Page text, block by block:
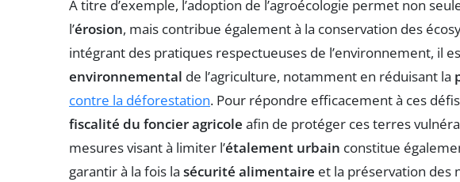
À titre d’exemple, l’adoption de l’agroécologie permet non
l’érosion, mais contribue également à la conservation des
intégrant des pratiques respectueuses de l’environnement, il
environnemental de l’agriculture, notamment en réduisant la
contre la déforestation. Pour répondre efficacement à ces
fiscalité du foncier agricole afin de protéger ces terres
mesures visant à limiter l’étalement urbain constitue
garantir à la fois la sécurité alimentaire et la préservation des